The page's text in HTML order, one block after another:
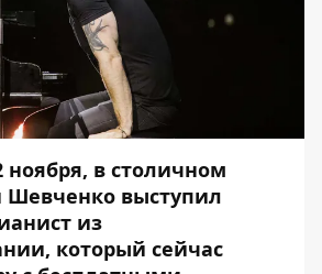
ноября, в столичном
Шевченко выступил
из
который сейчас